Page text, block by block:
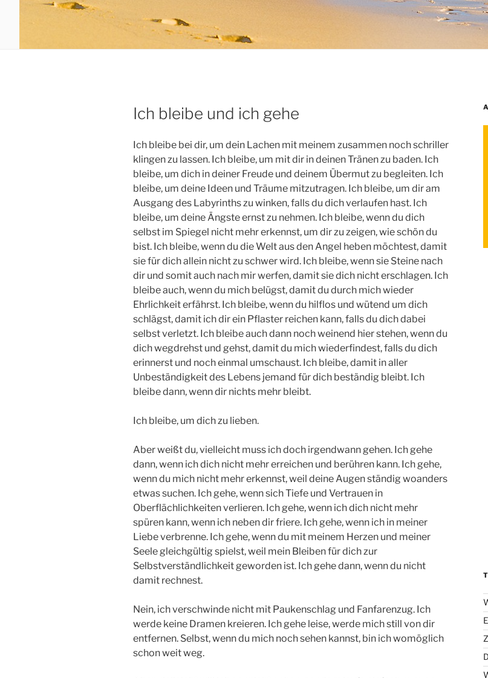
Ich bleibe und ich gehe
Ich bleibe bei dir, um dein Lachen mit meinem zusammen noch schriller
klingen zu lassen. Ich bleibe, um mit dir in deinen Tränen zu baden. Ich
bleibe, um dich in deiner Freude und deinem Übermut zu begleiten. Ich
bleibe, um deine Ideen und Träume mitzutragen. Ich bleibe, um dir am
Ausgang des Labyrinths zu winken, falls du dich verlaufen hast. Ich
bleibe, um deine Ängste ernst zu nehmen. Ich bleibe, wenn du dich
selbst im Spiegel nicht mehr erkennst, um dir zu zeigen, wie schön du
bist. Ich bleibe, wenn du die Welt aus den Angel heben möchtest, damit
sie für dich allein nicht zu schwer wird. Ich bleibe, wenn sie Steine nach
dir und somit auch nach mir werfen, damit sie dich nicht erschlagen. Ich
bleibe auch, wenn du mich belügst, damit du durch mich wieder
Ehrlichkeit erfährst. Ich bleibe, wenn du hilflos und wütend um dich
schlägst, damit ich dir ein Pflaster reichen kann, falls du dich dabei
selbst verletzt. Ich bleibe auch dann noch weinend hier stehen, wenn du
dich wegdrehst und gehst, damit du mich wiederfindest, falls du dich
erinnerst und noch einmal umschaust. Ich bleibe, damit in aller
Unbeständigkeit des Lebens jemand für dich beständig bleibt. Ich
bleibe dann, wenn dir nichts mehr bleibt.
Ich bleibe, um dich zu lieben.
Aber weißt du, vielleicht muss ich doch irgendwann gehen. Ich gehe
dann, wenn ich dich nicht mehr erreichen und berühren kann. Ich gehe,
wenn du mich nicht mehr erkennst, weil deine Augen ständig woanders
etwas suchen. Ich gehe, wenn sich Tiefe und Vertrauen in
Oberflächlichkeiten verlieren. Ich gehe, wenn ich dich nicht mehr
spüren kann, wenn ich neben dir friere. Ich gehe, wenn ich in meiner
Liebe verbrenne. Ich gehe, wenn du mit meinem Herzen und meiner
Seele gleichgültig spielst, weil mein Bleiben für dich zur
Selbstverständlichkeit geworden ist. Ich gehe dann, wenn du nicht
damit rechnest.
Nein, ich verschwinde nicht mit Paukenschlag und Fanfarenzug. Ich
werde keine Dramen kreieren. Ich gehe leise, werde mich still von dir
entfernen. Selbst, wenn du mich noch sehen kannst, bin ich womöglich
schon weit weg.